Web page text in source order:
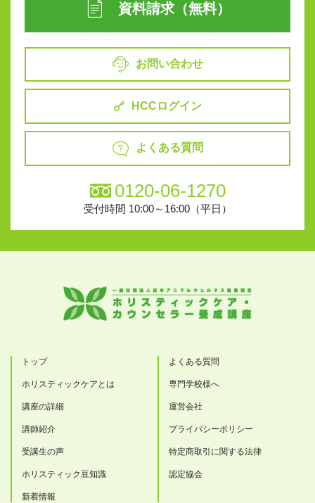
資料請求（無料）
お問い合わせ
HCCログイン
よくある質問
0120-06-1270
受付時間 10:00～16:00（平日）
トップ
ホリスティックケアとは
講座の詳細
講師紹介
受講生の声
ホリスティック豆知識
新着情報
よくある質問
専門学校様へ
運営会社
プライバシーポリシー
特定商取引に関する法律
認定協会